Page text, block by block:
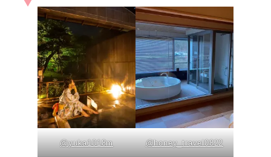
@yuka1018m @honey_travel0822